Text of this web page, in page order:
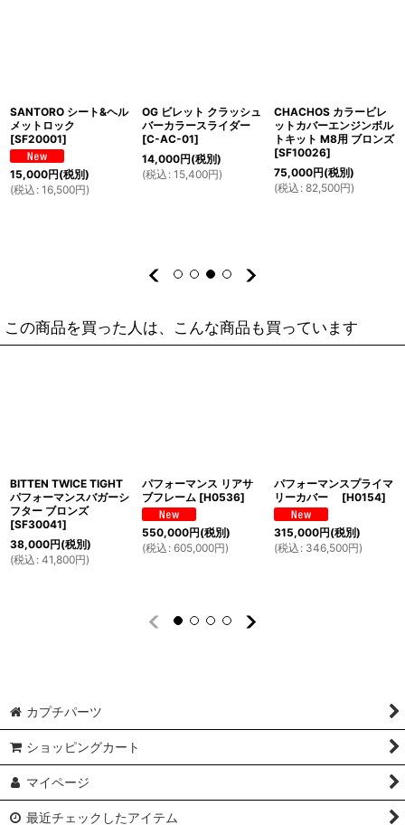
SANTORO シート&ヘル
メットロック
[SF20001]
15,000円(税別)
(税込 : 16,500円)
OG ビレット クラッシュ
バーカラースライダー
[C-AC-01]
14,000円(税別)
(税込 : 15,400円)
CHACHOS カラービレ
ットカバーエンジンボル
トキット M8用 ブロンズ
[SF10026]
75,000円(税別)
(税込 : 82,500円)
この商品を買った人は、こんな商品も買っています
BITTEN TWICE TIGHT
パフォーマンスバガーシ
フター ブロンズ
[SF30041]
38,000円(税別)
(税込 : 41,800円)
パフォーマンス リアサ
ブフレーム [H0536]
550,000円(税別)
(税込 : 605,000円)
パフォーマンスプライマ
リーカバー
[H0154]
315,000円(税別)
(税込 : 346,500円)
カプチパーツ
ショッピングカート
マイページ
最近チェックしたアイテム